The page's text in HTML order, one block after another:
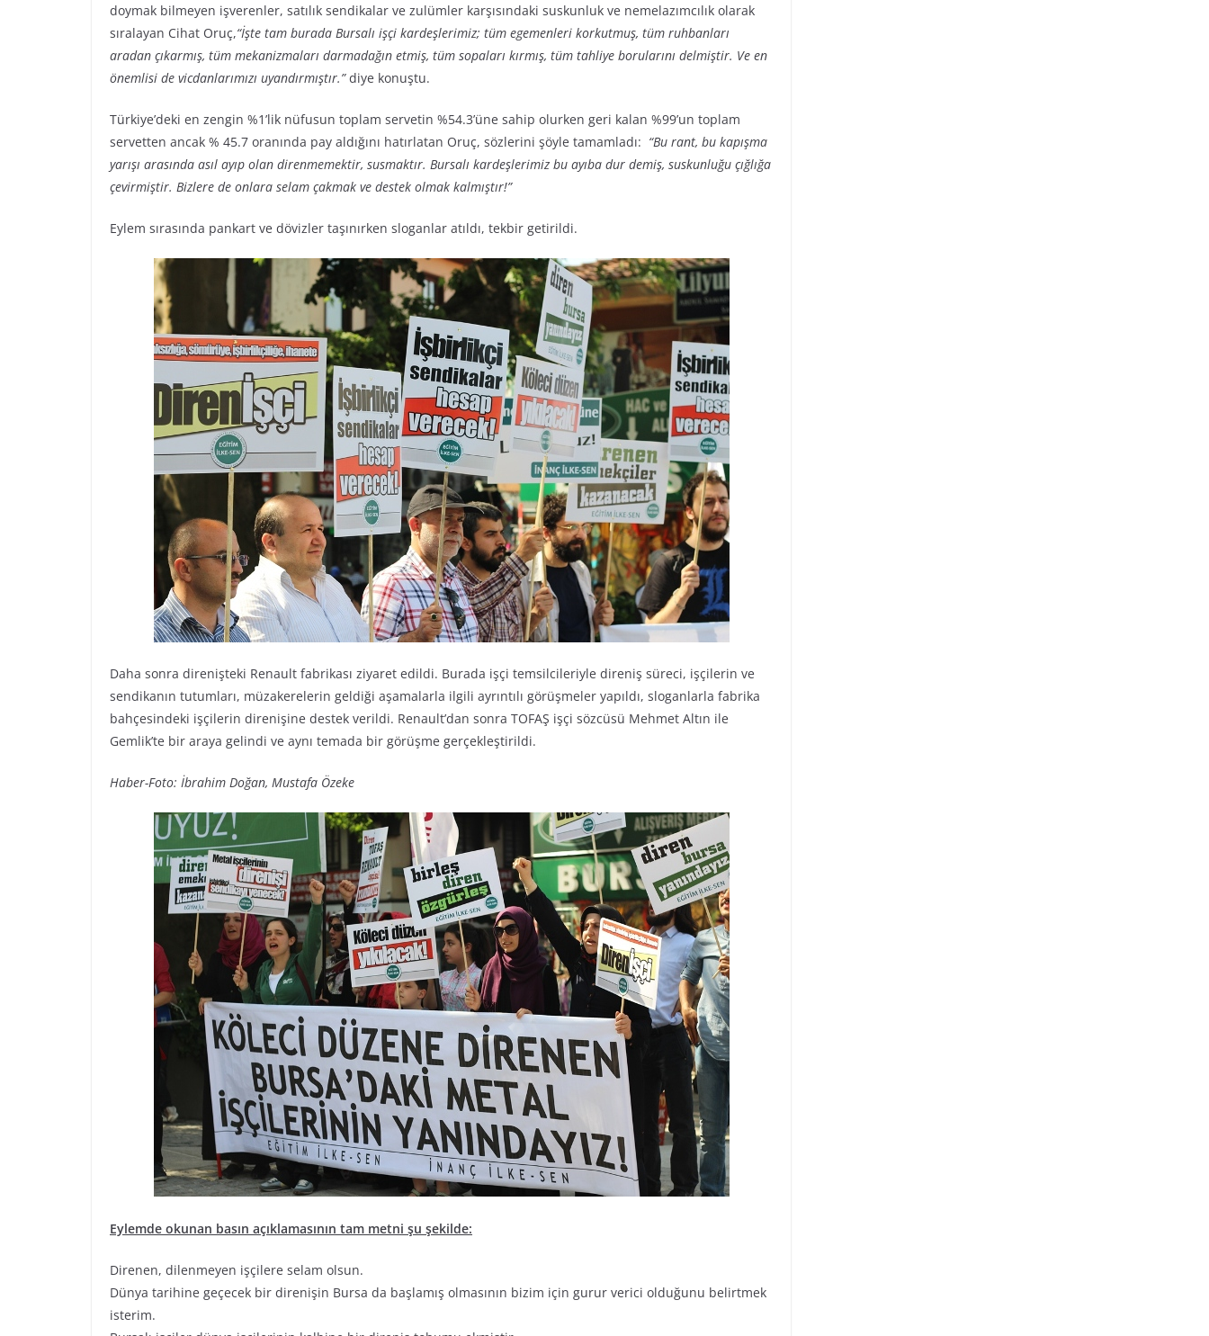
doymak bilmeyen işverenler, satılık sendikalar ve zulümler karşısındaki suskunluk ve nemelazımcılık olarak
sıralayan Cihat Oruç,“İşte tam burada Bursalı işçi kardeşlerimiz; tüm egemenleri korkutmuş, tüm ruhbanları
aradan çıkarmış, tüm mekanizmaları darmadağın etmiş, tüm sopaları kırmış, tüm tahliye borularını delmiştir. Ve en
önemlisi de vicdanlarımızı uyandırmıştır.”diye konuştu.
Türkiye’deki en zengin %1’lik nüfusun toplam servetin %54.3’üne sahip olurken geri kalan %99’un toplam
servetten ancak % 45.7 oranında pay aldığını hatırlatan Oruç, sözlerini şöyle tamamladı: “Bu rant, bu kapışma
yarışı arasında asıl ayıp olan direnmemektir, susmaktır. Bursalı kardeşlerimiz bu ayıba dur demiş, suskunluğu çığlığa
çevirmiştir. Bizlere de onlara selam çakmak ve destek olmak kalmıştır!”
Eylem sırasında pankart ve dövizler taşınırken sloganlar atıldı, tekbir getirildi.
Daha sonra direnişteki Renault fabrikası ziyaret edildi. Burada işçi temsilcileriyle direniş süreci, işçilerin ve
sendikanın tutumları, müzakerelerin geldiği aşamalarla ilgili ayrıntılı görüşmeler yapıldı, sloganlarla fabrika
bahçesindeki işçilerin direnişine destek verildi. Renault’dan sonra TOFAŞ işçi sözcüsü Mehmet Altın ile
Gemlik’te bir araya gelindi ve aynı temada bir görüşme gerçekleştirildi.
Haber-Foto: İbrahim Doğan, Mustafa Özeke
Eylemde okunan basın açıklamasının tam metni şu şekilde:
Direnen, dilenmeyen işçilere selam olsun.
Dünya tarihine geçecek bir direnişin Bursa da başlamış olmasının bizim için gurur verici olduğunu belirtmek
isterim.